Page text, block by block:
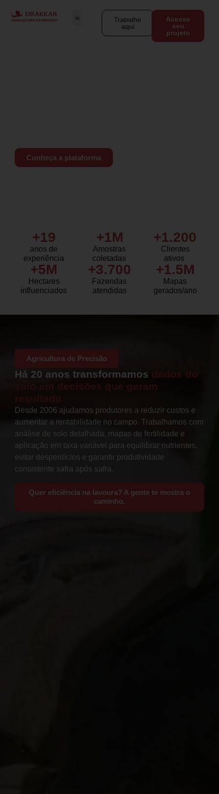
Trabalhe
aqui
Acesse
seu
projeto
Conheça a plataforma
anos de
experiência
+19
Amostras
coletadas
+1M
Clientes
ativos
+1.200
Hectares
influenciados
+5M
Fazendas
atendidas
+3.700
Mapas
gerados/ano
+1.5M
Agricultura de Precisão
Há 20 anos transformamos dados do
solo em decisões que geram
resultado
Desde 2006 ajudamos produtores a reduzir custos e
aumentar a rentabilidade no campo. Trabalhamos com
análise de solo detalhada, mapas de fertilidade e
aplicação em taxa variável para equilibrar nutrientes,
evitar desperdícios e garantir produtividade
consistente safra após safra.
Quer eficiência na lavoura? A gente te mostra o
caminho.